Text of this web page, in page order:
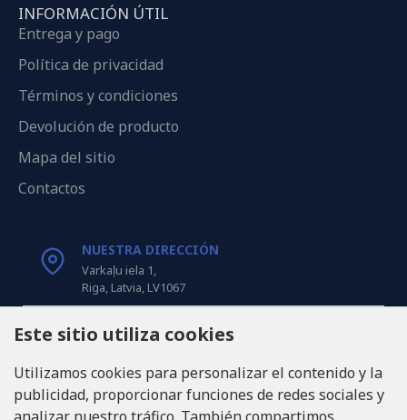
INFORMACIÓN ÚTIL
Entrega y pago
Política de privacidad
Términos y condiciones
Devolución de producto
Mapa del sitio
Contactos
NUESTRA DIRECCIÓN
Varkaļu iela 1,
Riga, Latvia, LV1067
LLÁMANOS
INFO@LUKONS.COM
Este sitio utiliza cookies
Utilizamos cookies para personalizar el contenido y la
publicidad, proporcionar funciones de redes sociales y